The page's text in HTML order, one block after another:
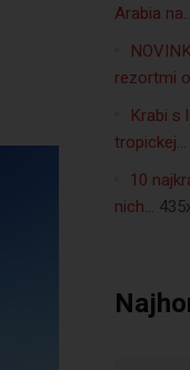
Arabia
rezortmi
Krabi s
tropickej…
10
nich…